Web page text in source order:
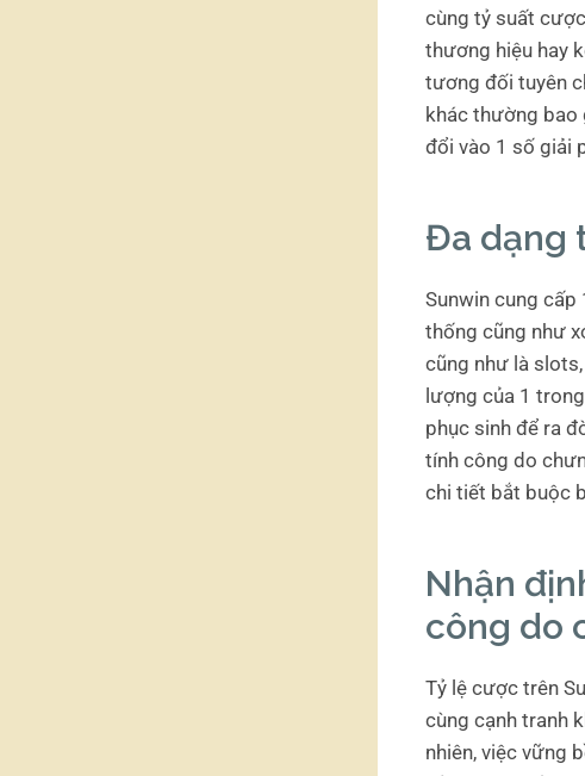
cùng tỷ suất
thương hiệu hay
tương đối tuyên
khác thường bao
đổi vào 1 số giải
Đa dạng
Sunwin cung
thống cũng như
cũng như là
lượng của 1
phục sinh để ra
tính công do
chi tiết bắt buộc
Nhận
công do
Tỷ lệ cược trên
cùng cạnh tranh
nhiên, việc vững